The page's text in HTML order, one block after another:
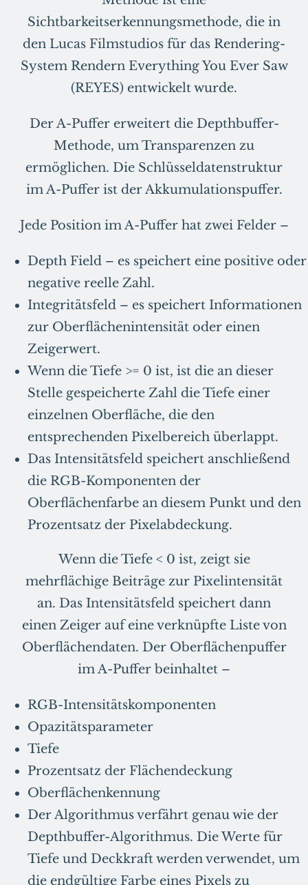
Sichtbarkeitserkennungsmethode, die in
den Lucas Filmstudios für das Rendering-
System Rendern Everything You Ever Saw
(REYES) entwickelt wurde.
Der A-Puffer erweitert die Depthbuffer-
Methode, um Transparenzen zu
ermöglichen. Die Schlüsseldatenstruktur
im A-Puffer ist der Akkumulationspuffer.
Jede Position im A-Puffer hat zwei Felder –
Depth Field – es speichert eine positive oder
negative reelle Zahl.
Integritätsfeld – es speichert Informationen
zur Oberflächenintensität oder einen
Zeigerwert.
Wenn die Tiefe >= 0 ist, ist die an dieser
Stelle gespeicherte Zahl die Tiefe einer
einzelnen Oberfläche, die den
entsprechenden Pixelbereich überlappt.
Das Intensitätsfeld speichert anschließend
die RGB-Komponenten der
Oberflächenfarbe an diesem Punkt und den
Prozentsatz der Pixelabdeckung.
Wenn die Tiefe < 0 ist, zeigt sie
mehrflächige Beiträge zur Pixelintensität
an. Das Intensitätsfeld speichert dann
einen Zeiger auf eine verknüpfte Liste von
Oberflächendaten. Der Oberflächenpuffer
im A-Puffer beinhaltet –
RGB-Intensitätskomponenten
Opazitätsparameter
Tiefe
Prozentsatz der Flächendeckung
Oberflächenkennung
Der Algorithmus verfährt genau wie der
Depthbuffer-Algorithmus. Die Werte für
Tiefe und Deckkraft werden verwendet, um
die endgültige Farbe eines Pixels zu